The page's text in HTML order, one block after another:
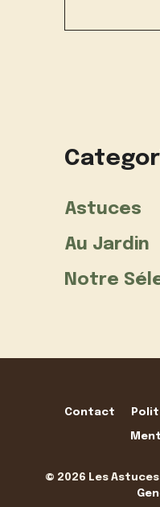
Astuces
Au Jardin
Notre
Contact
© 2026 Les